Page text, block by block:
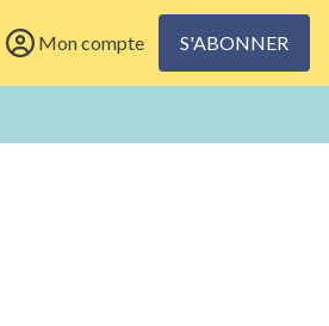
Mon compte S'ABONNER